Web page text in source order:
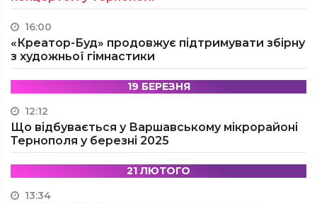
16:00
«Креатор-Буд» продовжує підтримувати збірну
з художньої гімнастики
19 БЕРЕЗНЯ
12:12
Що відбувається у Варшавському мікрорайоні
Тернополя у березні 2025
21 ЛЮТОГО
13:34